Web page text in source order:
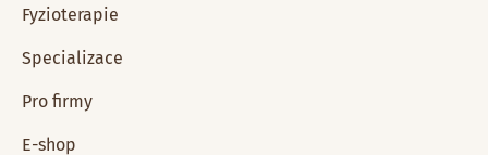
Fyzioterapie
Specializace
Pro firmy
E-shop